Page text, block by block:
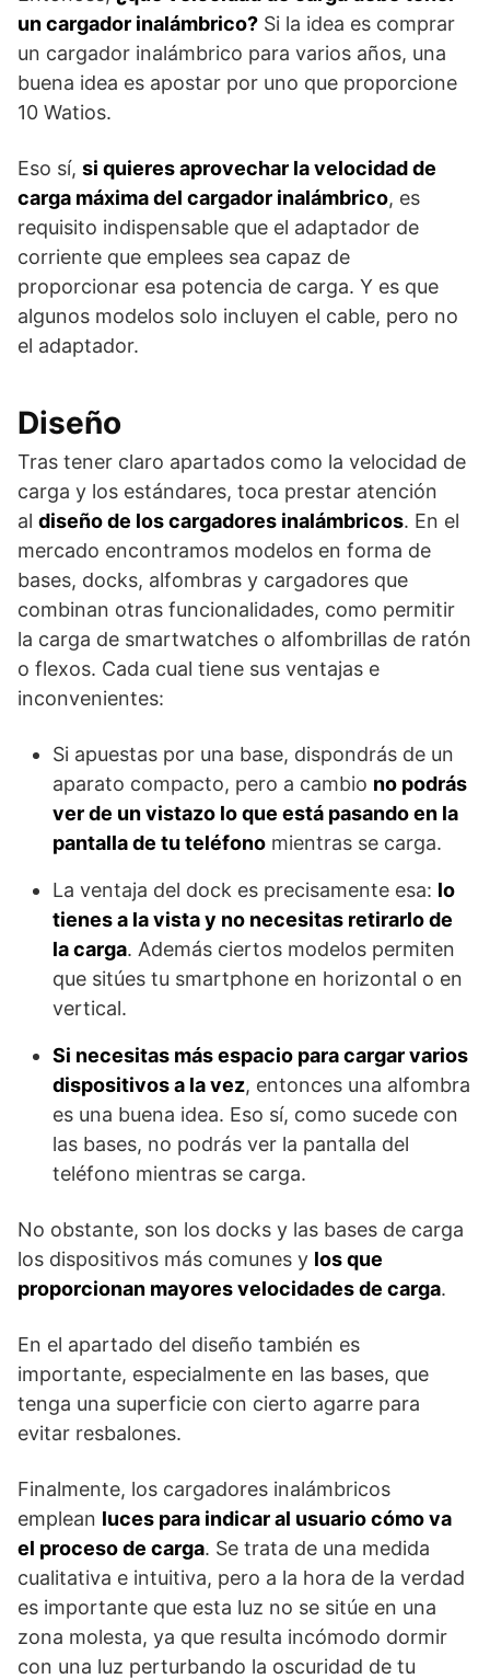
un cargador inalámbrico? Si la idea es comprar
un cargador inalámbrico para varios años, una
buena idea es apostar por uno que proporcione
10 Watios.
Eso sí, si quieres aprovechar la velocidad de
carga máxima del cargador inalámbrico, es
requisito indispensable que el adaptador de
corriente que emplees sea capaz de
proporcionar esa potencia de carga. Y es que
algunos modelos solo incluyen el cable, pero no
el adaptador.
Diseño
Tras tener claro apartados como la velocidad de
carga y los estándares, toca prestar atención
al diseño de los cargadores inalámbricos. En el
mercado encontramos modelos en forma de
bases, docks, alfombras y cargadores que
combinan otras funcionalidades, como permitir
la carga de smartwatches o alfombrillas de ratón
o flexos. Cada cual tiene sus ventajas e
inconvenientes:
Si apuestas por una base, dispondrás de un
aparato compacto, pero a cambio no podrás
ver de un vistazo lo que está pasando en la
pantalla de tu teléfono mientras se carga.
La ventaja del dock es precisamente esa: lo
tienes a la vista y no necesitas retirarlo de
la carga. Además ciertos modelos permiten
que sitúes tu smartphone en horizontal o en
vertical.
Si necesitas más espacio para cargar varios
dispositivos a la vez, entonces una alfombra
es una buena idea. Eso sí, como sucede con
las bases, no podrás ver la pantalla del
teléfono mientras se carga.
No obstante, son los docks y las bases de carga
los dispositivos más comunes y los que
proporcionan mayores velocidades de carga.
En el apartado del diseño también es
importante, especialmente en las bases, que
tenga una superficie con cierto agarre para
evitar resbalones.
Finalmente, los cargadores inalámbricos
emplean luces para indicar al usuario cómo va
el proceso de carga. Se trata de una medida
cualitativa e intuitiva, pero a la hora de la verdad
es importante que esta luz no se sitúe en una
zona molesta, ya que resulta incómodo dormir
con una luz perturbando la oscuridad de tu